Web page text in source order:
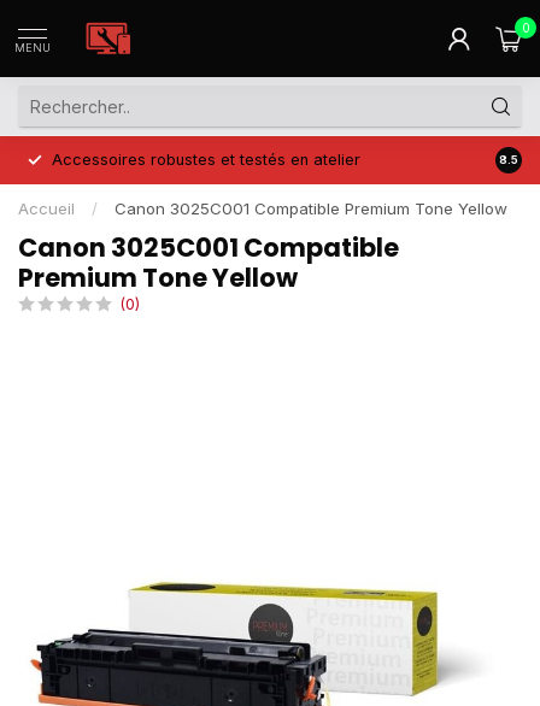
MENU
0
Accessoires robustes et testés en atelier Prix
8.5
Accueil / Canon 3025C001 Compatible Premium Tone Yellow
Canon 3025C001 Compatible
Premium Tone Yellow
(0)